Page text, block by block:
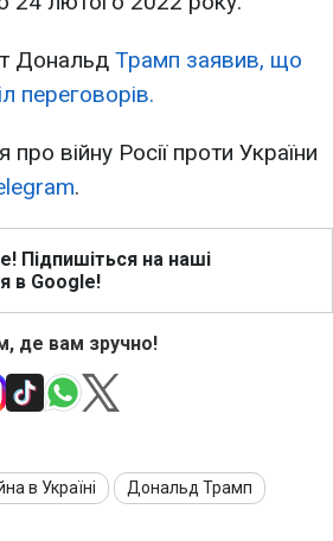
Дональд Трамп заявив, що
переговорів.
війну Росії проти України
.
Підпишіться на наші
в Google!
де вам зручно!
в Україні Дональд Трамп